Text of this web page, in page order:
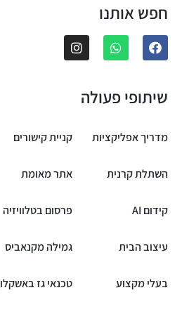
חפש אותנו
שיתופי פעולה
מדריך אפליקציות קניית קישורים
השתלת קרנית אתר מאומת
קידום AI פרסום בטלוויזיה
עיצוב הבית גמילה מקנאביס
בעלי מקצוע טכנאי גז באשקלון